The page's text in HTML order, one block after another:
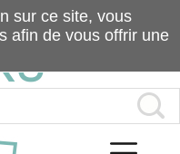
sur ce site, vous
afin de vous offrir une